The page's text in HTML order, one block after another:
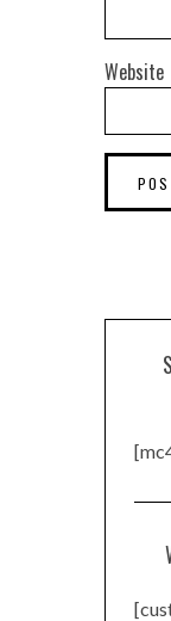
Website